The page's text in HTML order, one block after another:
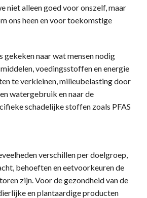
niet alleen goed voor onszelf, maar
ons heen en voor toekomstige
gekeken naar wat mensen nodig
voedingsstoffen en energie
te verkleinen, milieubelasting door
watergebruik en naar de
schadelijke stoffen zoals PFAS
verschillen per doelgroep,
behoeften en eetvoorkeuren de
zijn. Voor de gezondheid van de
en plantaardige producten